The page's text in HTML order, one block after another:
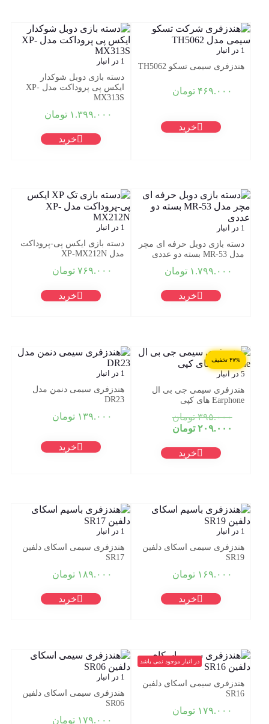
1 در انبار
هندزفری سیمی تسکو TH5062
۴۶۹.۰۰۰ تومان
خرید
1 در انبار
دسته بازی دوبل شوکدار
ایکس پی پروداکت مدل XP-
MX313S
۱.۳۹۹.۰۰۰ تومان
خرید
1 در انبار
دسته بازی دوبل حرفه ای مچر
مدل MR-53 بسته دو عددی
۱.۷۹۹.۰۰۰ تومان
خرید
1 در انبار
دسته بازی ایکس پی-پروداکت
مدل XP-MX212N
۷۶۹.۰۰۰ تومان
خرید
۴۷% تخفیف
5 در انبار
هندزفری سیمی جی بی ال
Earphone های کپی
۳۹۵.۰۰۰ تومانقیمت
بود.
۲۰۹.۰۰۰ تومان
۲۰۹.۰۰۰ تومان.
خرید
1 در انبار
هندزفری سیمی دنمن مدل
DR23
۱۳۹.۰۰۰ تومان
خرید
1 در انبار
هندزفری سیمی اسکای دلفین
SR19
۱۶۹.۰۰۰ تومان
خرید
1 در انبار
هندزفری سیمی اسکای دلفین
SR17
۱۸۹.۰۰۰ تومان
خرید
در انبار موجود نمی باشد
هندزفری سیمی اسکای دلفین
SR16
۱۷۹.۰۰۰ تومان
1 در انبار
هندزفری سیمی اسکای دلفین
SR06
۱۷۹.۰۰۰ تومان